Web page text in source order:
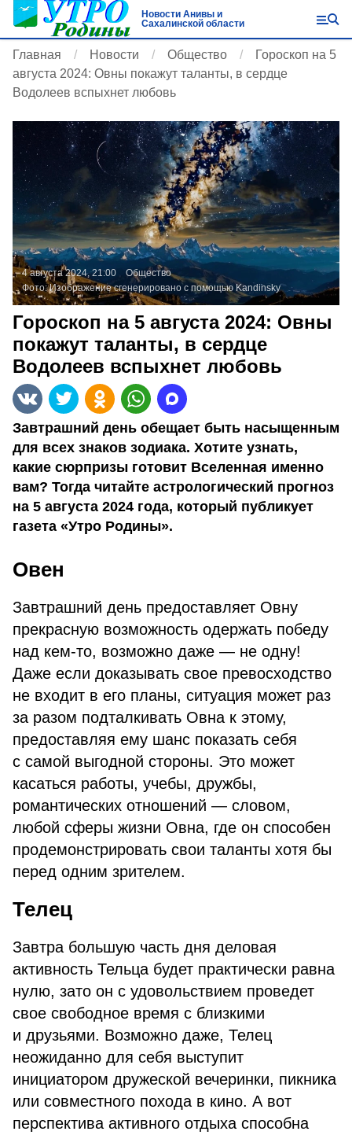
Новости Анивы и
Сахалинской области
Главная Новости Общество
Гороскоп на 5
августа 2024: Овны покажут таланты, в сердце
Водолеев вспыхнет любовь
4 августа 2024, 21:00
Общество
Фото:Изображение сгенерировано с помощью Kandinsky
Гороскоп на 5 августа 2024: Овны
покажут таланты, в сердце
Водолеев вспыхнет любовь
Завтрашний день обещает быть насыщенным
для всех знаков зодиака. Хотите узнать,
какие сюрпризы готовит Вселенная именно
вам? Тогда читайте астрологический прогноз
на 5 августа 2024 года, который публикует
газета «Утро Родины».
Овен
Завтрашний день предоставляет Овну
прекрасную возможность одержать победу
над кем-то, возможно даже — не одну!
Даже если доказывать свое превосходство
не входит в его планы, ситуация может раз
за разом подталкивать Овна к этому,
предоставляя ему шанс показать себя
с самой выгодной стороны. Это может
касаться работы, учебы, дружбы,
романтических отношений — словом,
любой сферы жизни Овна, где он способен
продемонстрировать свои таланты хотя бы
перед одним зрителем.
Телец
Завтра большую часть дня деловая
активность Тельца будет практически равна
нулю, зато он с удовольствием проведет
свое свободное время с близкими
и друзьями. Возможно даже, Телец
неожиданно для себя выступит
инициатором дружеской вечеринки, пикника
или совместного похода в кино. А вот
перспектива активного отдыха способна